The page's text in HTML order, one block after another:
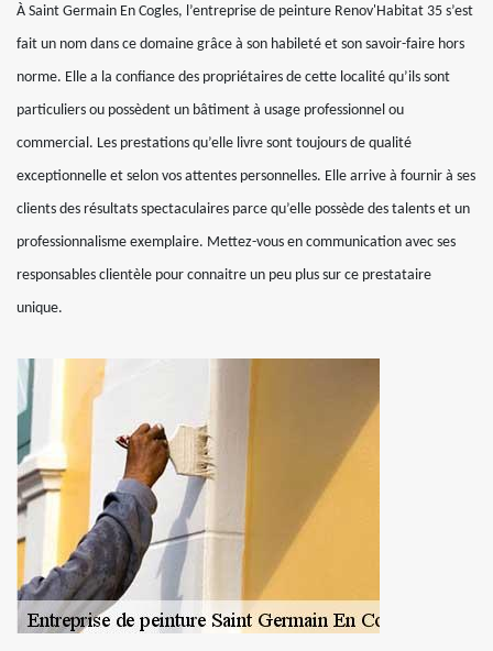
À Saint Germain En Cogles, l’entreprise de peinture Renov'Habitat 35 s’est
fait un nom dans ce domaine grâce à son habileté et son savoir-faire hors
norme. Elle a la confiance des propriétaires de cette localité qu’ils sont
particuliers ou possèdent un bâtiment à usage professionnel ou
commercial. Les prestations qu’elle livre sont toujours de qualité
exceptionnelle et selon vos attentes personnelles. Elle arrive à fournir à ses
clients des résultats spectaculaires parce qu’elle possède des talents et un
professionnalisme exemplaire. Mettez-vous en communication avec ses
responsables clientèle pour connaitre un peu plus sur ce prestataire
unique.